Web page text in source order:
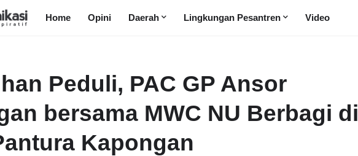
Home Opini Daerah Lingkungan Pesantren Video
Peduli, PAC GP Ansor
bersama MWC NU Berbagi di
Kapongan